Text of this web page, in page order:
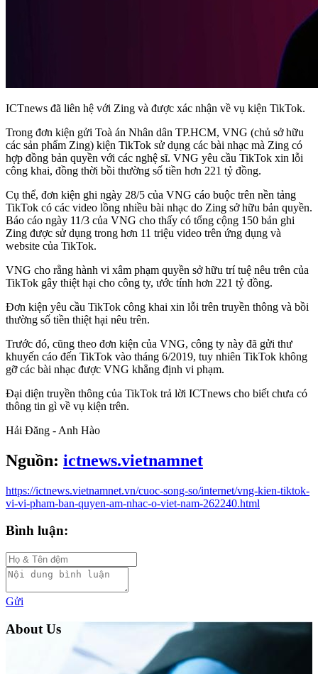
ICTnews đã liên hệ với Zing và được xác nhận về vụ kiện TikTok.
Trong đơn kiện gửi Toà án Nhân dân TP.HCM, VNG (chủ sở hữu
các sản phẩm Zing) kiện TikTok sử dụng các bài nhạc mà Zing có
hợp đồng bản quyền với các nghệ sĩ. VNG yêu cầu TikTok xin lỗi
công khai, đồng thời bồi thường số tiền hơn 221 tỷ đồng.
Cụ thể, đơn kiện ghi ngày 28/5 của VNG cáo buộc trên nền tảng
TikTok có các video lồng nhiều bài nhạc do Zing sở hữu bản quyền.
Báo cáo ngày 11/3 của VNG cho thấy có tổng cộng 150 bản ghi
Zing được sử dụng trong hơn 11 triệu video trên ứng dụng và
website của TikTok.
VNG cho rằng hành vi xâm phạm quyền sở hữu trí tuệ nêu trên của
TikTok gây thiệt hại cho công ty, ước tính hơn 221 tỷ đồng.
Đơn kiện yêu cầu TikTok công khai xin lỗi trên truyền thông và bồi
thường số tiền thiệt hại nêu trên.
Trước đó, cũng theo đơn kiện của VNG, công ty này đã gửi thư
khuyến cáo đến TikTok vào tháng 6/2019, tuy nhiên TikTok không
gỡ các bài nhạc được VNG khẳng định vi phạm.
Đại diện truyền thông của TikTok trả lời ICTnews cho biết chưa có
thông tin gì về vụ kiện trên.
Hải Đăng - Anh Hào
Nguồn: ictnews.vietnamnet
https://ictnews.vietnamnet.vn/cuoc-song-so/internet/vng-kien-tiktok-
vi-vi-pham-ban-quyen-am-nhac-o-viet-nam-262240.html
Bình luận:
Gửi
About Us